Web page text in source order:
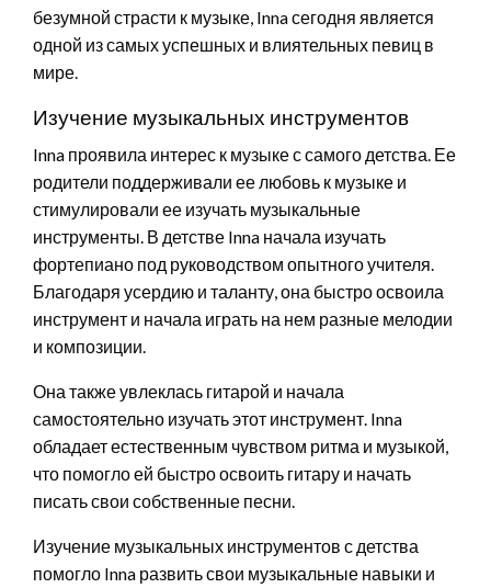
безумной страсти к музыке, Inna сегодня является
одной из самых успешных и влиятельных певиц в
мире.
Изучение музыкальных инструментов
Inna проявила интерес к музыке с самого детства. Ее
родители поддерживали ее любовь к музыке и
стимулировали ее изучать музыкальные
инструменты. В детстве Inna начала изучать
фортепиано под руководством опытного учителя.
Благодаря усердию и таланту, она быстро освоила
инструмент и начала играть на нем разные мелодии
и композиции.
Она также увлеклась гитарой и начала
самостоятельно изучать этот инструмент. Inna
обладает естественным чувством ритма и музыкой,
что помогло ей быстро освоить гитару и начать
писать свои собственные песни.
Изучение музыкальных инструментов с детства
помогло Inna развить свои музыкальные навыки и